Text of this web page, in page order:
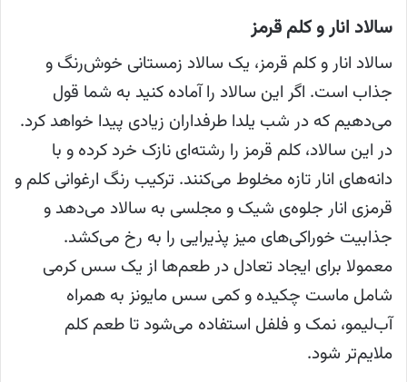
سالاد انار و کلم قرمز
سالاد انار و کلم قرمز، یک سالاد زمستانی خوش‌رنگ و
جذاب است. اگر این سالاد را آماده کنید به شما قول
می‌دهیم که در شب یلدا طرفداران زیادی پیدا خواهد کرد.
در این سالاد، کلم قرمز را رشته‌ای نازک خرد کرده و با
دانه‌های انار تازه مخلوط می‌کنند. ترکیب رنگ ارغوانی کلم و
قرمزی انار جلوه‌ی شیک و مجلسی به سالاد می‌دهد و
جذابیت خوراکی‌های میز پذیرایی را به رخ می‌کشد.
معمولا برای ایجاد تعادل در طعم‌ها از یک سس کرمی
شامل ماست چکیده و کمی سس مایونز به همراه
آب‌لیمو، نمک و فلفل استفاده می‌شود تا طعم کلم
ملایم‌تر شود.